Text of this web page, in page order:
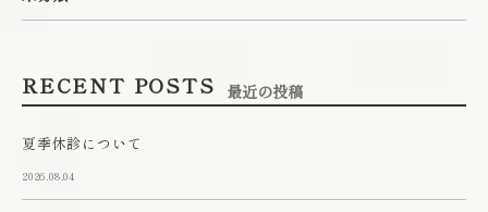
RECENT POSTS 最近の投稿
夏季休診について
2026.08.04